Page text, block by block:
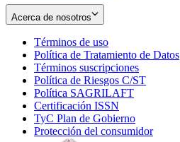
Acerca de nosotros
Términos de uso
in
new
window
Política de Tratamiento de Datos
Términos suscripciones
in
Política de Riesgos C/ST
Política SAGRILAFT
new
window
Certificación ISSN
in
new
TyC Plan de Gobierno
in
Protección del consumidorOpens